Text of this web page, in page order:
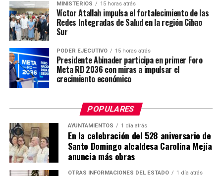
MINISTERIOS 15 horas atrás
Víctor Atallah impulsa el fortalecimiento de las
Redes Integradas de Salud en la región Cibao
Sur
PODER EJECUTIVO 15 horas atrás
Presidente Abinader participa en primer Foro
Meta RD 2036 con miras a impulsar el
crecimiento económico
POPULARES
AYUNTAMIENTOS 1 día atrás
En la celebración del 528 aniversario de
Santo Domingo alcaldesa Carolina Mejía
anuncia más obras
OTRAS INFORMACIONES DEL ESTADO 1 día atrás